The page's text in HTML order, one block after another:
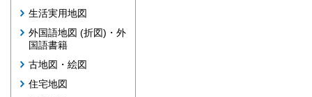
生活実用地図
外国語地図 (折図)・外
国語書籍
古地図・絵図
住宅地図